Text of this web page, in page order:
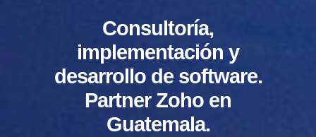
Consultoría,
implementación y
desarrollo de software.
Partner Zoho en
Guatemala.